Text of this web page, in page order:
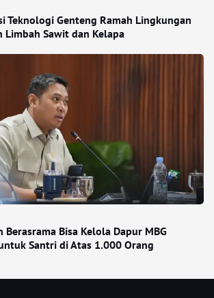
Teknologi Genteng Ramah Lingkungan
Limbah Sawit dan Kelapa
Berasrama Bisa Kelola Dapur MBG
Santri di Atas 1.000 Orang